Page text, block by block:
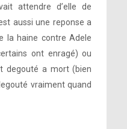
attendre d’elle de
aussi une reponse a
la haine contre Adele
ont enragé) ou
degouté a mort (bien
vraiment quand